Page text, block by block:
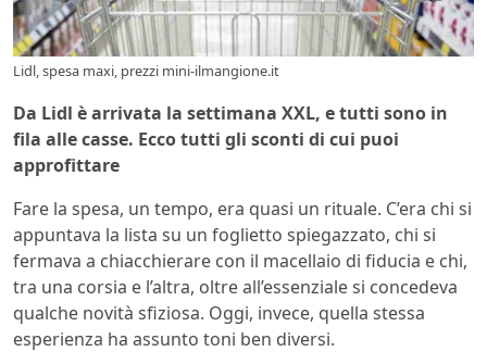
Lidl, spesa maxi, prezzi mini-ilmangione.it
Da Lidl è arrivata la settimana XXL, e tutti sono in
fila alle casse. Ecco tutti gli sconti di cui puoi
approfittare
Fare la spesa, un tempo, era quasi un rituale. C’era chi si
appuntava la lista su un foglietto spiegazzato, chi si
fermava a chiacchierare con il macellaio di fiducia e chi,
tra una corsia e l’altra, oltre all’essenziale si concedeva
qualche novità sfiziosa. Oggi, invece, quella stessa
esperienza ha assunto toni ben diversi.